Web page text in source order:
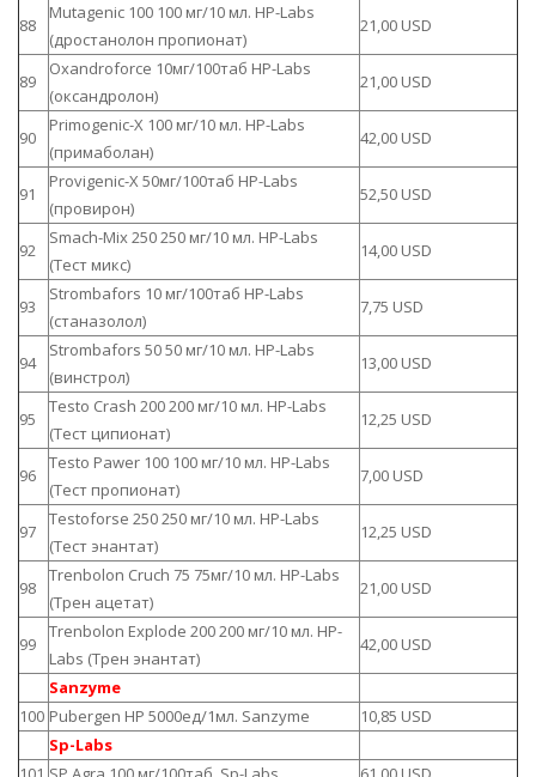
88
Mutagenic 100 100 мг/10 мл. HP-Labs
(дростанолон пропионат)
21,00 USD
89
Oxandroforce 10мг/100таб HP-Labs
(оксандролон)
21,00 USD
90
Primogenic-X 100 мг/10 мл. HP-Labs
(примаболан)
42,00 USD
91
Provigenic-X 50мг/100таб HP-Labs
(провирон)
52,50 USD
92
Smach-Mix 250 250 мг/10 мл. HP-Labs
(Тест микс)
14,00 USD
93
Strombafors 10 мг/100таб HP-Labs
(станазолол)
7,75 USD
94
Strombafors 50 50 мг/10 мл. HP-Labs
(винстрол)
13,00 USD
95
Testo Crash 200 200 мг/10 мл. HP-Labs
(Тест ципионат)
12,25 USD
96
Testo Pawer 100 100 мг/10 мл. HP-Labs
(Тест пропионат)
7,00 USD
97
Testoforse 250 250 мг/10 мл. HP-Labs
(Тест энантат)
12,25 USD
98
Trenbolon Cruch 75 75мг/10 мл. HP-Labs
(Трен ацетат)
21,00 USD
99
Trenbolon Explode 200 200 мг/10 мл. HP-
Labs (Трен энантат)
42,00 USD
Sanzyme
100 Pubergen HP 5000ед/1мл. Sanzyme
10,85 USD
Sp-Labs